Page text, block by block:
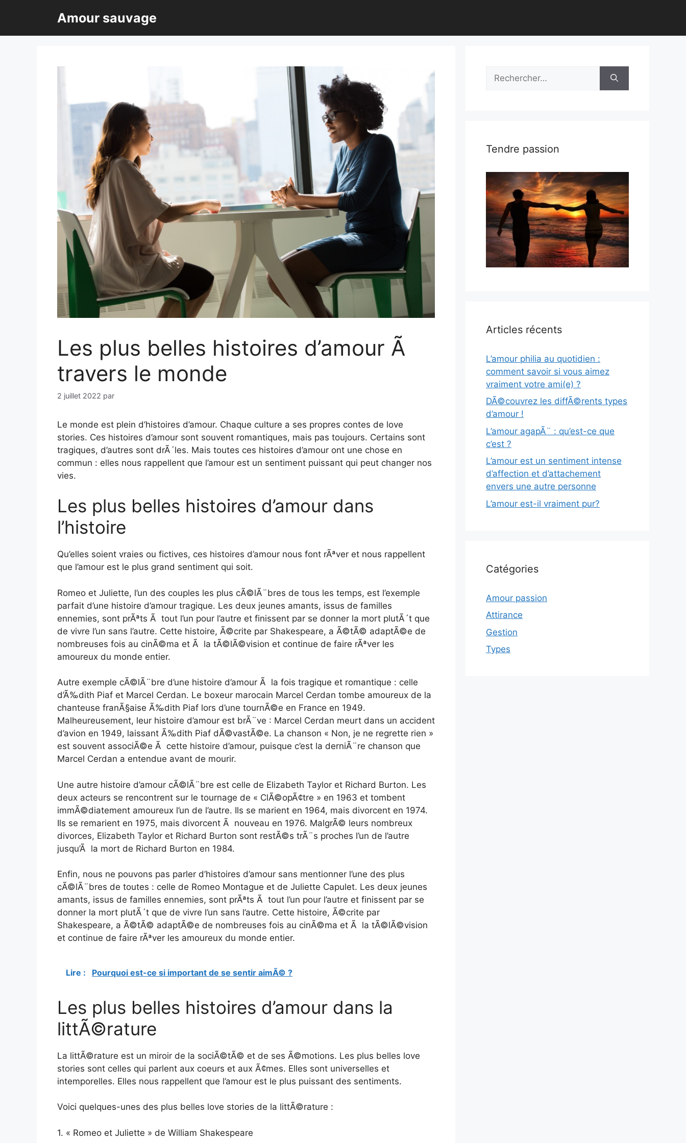
Amour sauvage
Les plus belles histoires d’amour Ã
travers le monde
2 juillet 2022 par
Le monde est plein d’histoires d’amour. Chaque culture a ses propres contes de love
stories. Ces histoires d’amour sont souvent romantiques, mais pas toujours. Certains sont
tragiques, d’autres sont drÃ´les. Mais toutes ces histoires d’amour ont une chose en
commun : elles nous rappellent que l’amour est un sentiment puissant qui peut changer nos
vies.
Les plus belles histoires d’amour dans
l’histoire
Qu’elles soient vraies ou fictives, ces histoires d’amour nous font rÃªver et nous rappellent
que l’amour est le plus grand sentiment qui soit.
Romeo et Juliette, l’un des couples les plus cÃ©lÃ¨bres de tous les temps, est l’exemple
parfait d’une histoire d’amour tragique. Les deux jeunes amants, issus de familles
ennemies, sont prÃªts Ã tout l’un pour l’autre et finissent par se donner la mort plutÃ´t que
de vivre l’un sans l’autre. Cette histoire, Ã©crite par Shakespeare, a Ã©tÃ© adaptÃ©e de
nombreuses fois au cinÃ©ma et Ã la tÃ©lÃ©vision et continue de faire rÃªver les
amoureux du monde entier.
Autre exemple cÃ©lÃ¨bre d’une histoire d’amour Ã la fois tragique et romantique : celle
d’Ã‰dith Piaf et Marcel Cerdan. Le boxeur marocain Marcel Cerdan tombe amoureux de la
chanteuse franÃ§aise Ã‰dith Piaf lors d’une tournÃ©e en France en 1949.
Malheureusement, leur histoire d’amour est brÃ¨ve : Marcel Cerdan meurt dans un accident
d’avion en 1949, laissant Ã‰dith Piaf dÃ©vastÃ©e. La chanson « Non, je ne regrette rien »
est souvent associÃ©e Ã cette histoire d’amour, puisque c’est la derniÃ¨re chanson que
Marcel Cerdan a entendue avant de mourir.
Une autre histoire d’amour cÃ©lÃ¨bre est celle de Elizabeth Taylor et Richard Burton. Les
deux acteurs se rencontrent sur le tournage de « ClÃ©opÃ¢tre » en 1963 et tombent
immÃ©diatement amoureux l’un de l’autre. Ils se marient en 1964, mais divorcent en 1974.
Ils se remarient en 1975, mais divorcent Ã nouveau en 1976. MalgrÃ© leurs nombreux
divorces, Elizabeth Taylor et Richard Burton sont restÃ©s trÃ¨s proches l’un de l’autre
jusqu’Ã la mort de Richard Burton en 1984.
Enfin, nous ne pouvons pas parler d’histoires d’amour sans mentionner l’une des plus
cÃ©lÃ¨bres de toutes : celle de Romeo Montague et de Juliette Capulet. Les deux jeunes
amants, issus de familles ennemies, sont prÃªts Ã tout l’un pour l’autre et finissent par se
donner la mort plutÃ´t que de vivre l’un sans l’autre. Cette histoire, Ã©crite par
Shakespeare, a Ã©tÃ© adaptÃ©e de nombreuses fois au cinÃ©ma et Ã la tÃ©lÃ©vision
et continue de faire rÃªver les amoureux du monde entier.
Lire : Pourquoi est-ce si important de se sentir aimÃ© ?
Les plus belles histoires d’amour dans la
littÃ©rature
La littÃ©rature est un miroir de la sociÃ©tÃ© et de ses Ã©motions. Les plus belles love
stories sont celles qui parlent aux coeurs et aux Ã¢mes. Elles sont universelles et
intemporelles. Elles nous rappellent que l’amour est le plus puissant des sentiments.
Voici quelques-unes des plus belles love stories de la littÃ©rature :
1. « Romeo et Juliette » de William Shakespeare
Rechercher :
Tendre passion
Articles récents
L’amour philia au quotidien :
comment savoir si vous aimez
vraiment votre ami(e) ?
DÃ©couvrez les diffÃ©rents types
d’amour !
L’amour agapÃ¨ : qu’est-ce que
c’est ?
L’amour est un sentiment intense
d’affection et d’attachement
envers une autre personne
L’amour est-il vraiment pur?
Catégories
Amour passion
Attirance
Gestion
Types